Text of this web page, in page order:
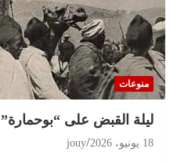
منوعات
ليلة القبض على “بوحمارة”
18 يونيو، 2026 jouy